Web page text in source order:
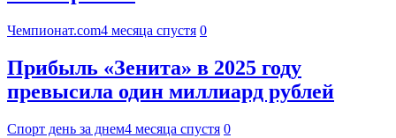
Чемпионат.com4 месяца спустя 0
Прибыль «Зенита» в 2025 году
превысила один миллиард рублей
Спорт день за днем4 месяца спустя 0